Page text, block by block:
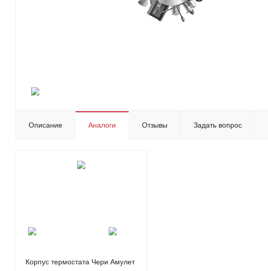
Описание Аналоги Отзывы Задать вопрос
Корпус термостата Чери Амулет